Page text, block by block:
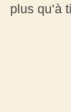
plus qu’à